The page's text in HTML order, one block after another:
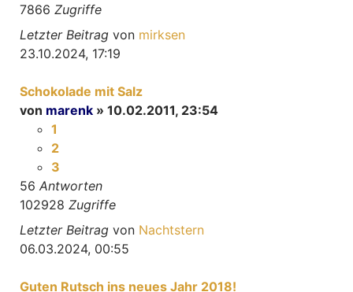
7866 Zugriffe
Letzter Beitrag von mirksen
23.10.2024, 17:19
Schokolade mit Salz
von marenk » 10.02.2011, 23:54
1
2
3
56 Antworten
102928 Zugriffe
Letzter Beitrag von Nachtstern
06.03.2024, 00:55
Guten Rutsch ins neues Jahr 2018!